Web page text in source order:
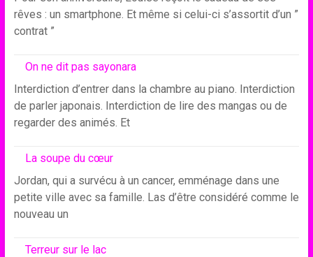
rêves : un smartphone. Et même si celui-ci s’assortit d’un ”
contrat ”
On ne dit pas sayonara
Interdiction d’entrer dans la chambre au piano. Interdiction
de parler japonais. Interdiction de lire des mangas ou de
regarder des animés. Et
La soupe du cœur
Jordan, qui a survécu à un cancer, emménage dans une
petite ville avec sa famille. Las d’être considéré comme le
nouveau un
Terreur sur le lac